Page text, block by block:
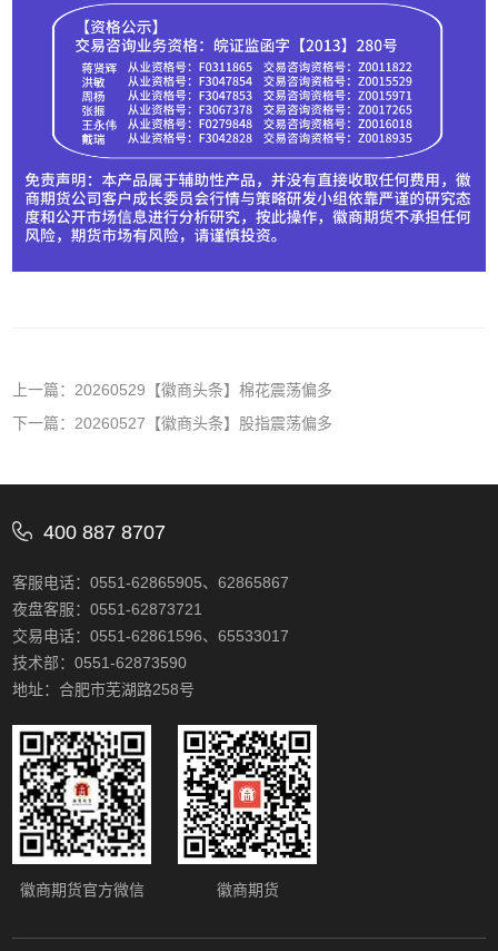
上一篇：20260529【徽商头条】棉花震荡偏多
下一篇：20260527【徽商头条】股指震荡偏多
400 887 8707
客服电话：0551-62865905、62865867
夜盘客服：0551-62873721
交易电话：0551-62861596、65533017
技术部：0551-62873590
地址：合肥市芜湖路258号
徽商期货官方微信 徽商期货